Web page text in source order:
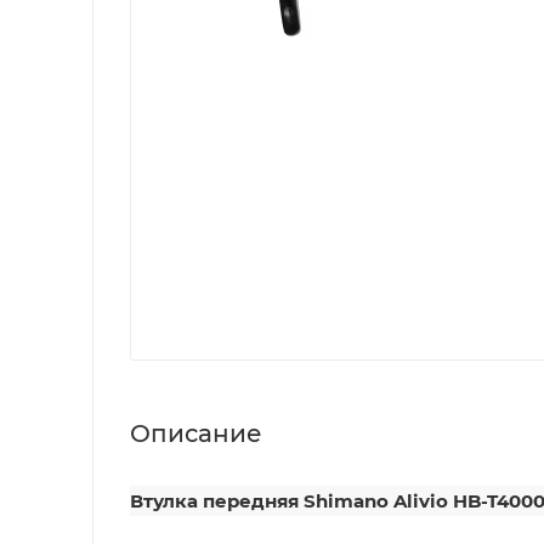
Описание
Втулка передняя Shimano Alivio HB-